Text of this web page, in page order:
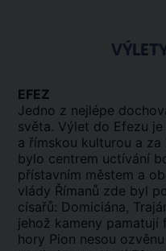
EFEZ
Jedno z nejlépe
světa. Výlet do Efezu
a římskou kulturou a
bylo centrem uctívání
přístavním městem a
vlády Římanů zde byl
císařů: Domiciána,
jehož kameny pamatují
hory Pion nesou